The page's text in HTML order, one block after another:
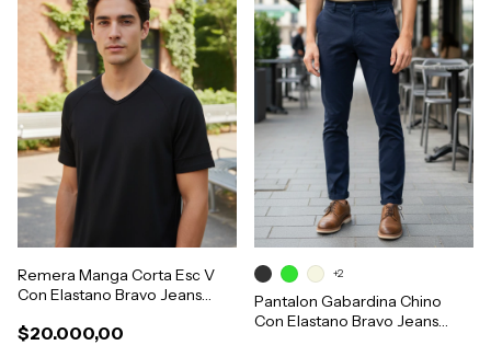
Remera Manga Corta Esc V
Con Elastano Bravo Jeans
$20.000,00
Pantalon Gabardina Chino
Con Elastano Bravo Jeans
+2